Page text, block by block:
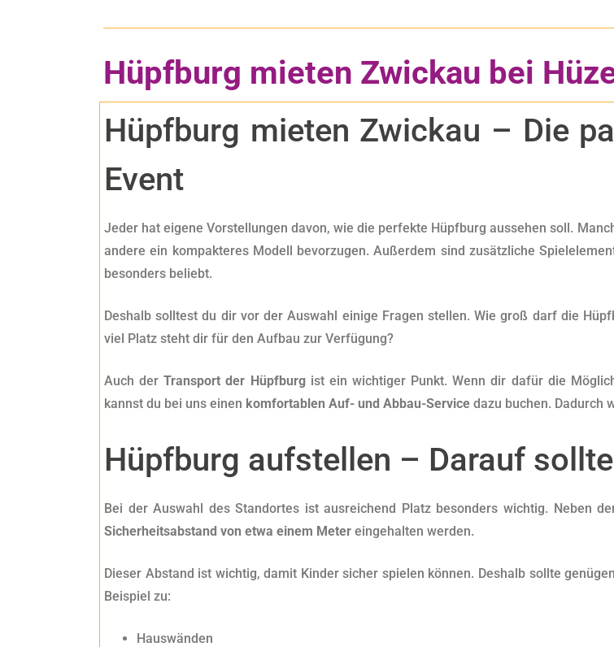
Hüpfburg mieten Zwickau bei
Hüpfburg mieten Zwickau – Die
Event
Jeder hat eigene Vorstellungen davon, wie die perfekte Hüpfburg aussehen soll.
andere ein kompakteres Modell bevorzugen. Außerdem sind zusätzliche
besonders beliebt.
Deshalb solltest du dir vor der Auswahl einige Fragen stellen. Wie groß darf die
viel Platz steht dir für den Aufbau zur Verfügung?
Auch derTransport der Hüpfburgist ein wichtiger Punkt. Wenn dir dafür die
kannst du bei uns einen komfortablen Auf- und Abbau-Service dazu buchen. Dadurch
Hüpfburg aufstellen – Darauf
Bei der Auswahl des Standortes ist ausreichend Platz besonders wichtig. Neben
Sicherheitsabstand von etwa einem Meter eingehalten werden.
Dieser Abstand ist wichtig, damit Kinder sicher spielen können. Deshalb sollte
Beispiel zu:
Hauswänden